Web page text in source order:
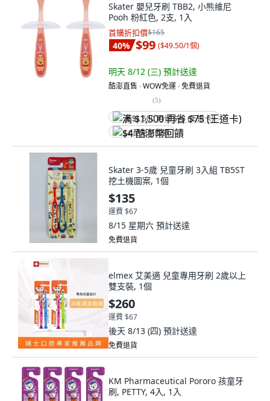
Skater 嬰兒牙刷 TBB2, 小熊維尼
Pooh 粉紅色, 2支, 1入
首購折扣價$165
40% $99 ($49.50/1個)
明天 8/12 (三) 預計送達
酷澎直售 ∙ WOW免運 ∙ 免費退貨
(5)
满 $1,500 再省 $75 (王道卡)
$4 酷澎幣回饋
Skater 3-5歲 兒童牙刷 3入組 TB5ST
挖土機圖案, 1個
$135
運費 $67
8/15 星期六 預計送達
免費退貨
elmex 艾美適 兒童專用牙刷 2歲以上
雙支裝, 1個
$260
運費 $67
後天 8/13 (四) 預計送達
免費退貨
KM Pharmaceutical Pororo 孩童牙
刷, PETTY, 4入, 1入